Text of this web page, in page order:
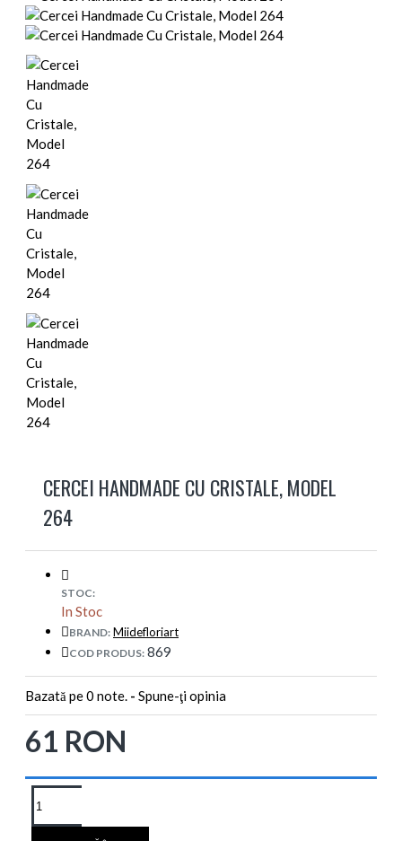
CERCEI HANDMADE CU CRISTALE, MODEL
264
STOC:
In Stoc
BRAND: Miidefloriart
COD PRODUS: 869
Bazată pe 0 note. - Spune-ţi opinia
61 RON